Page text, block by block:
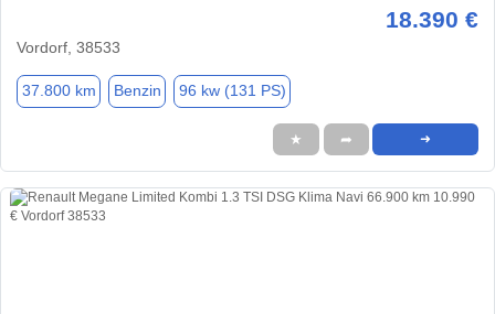
18.390 €
Vordorf, 38533
37.800 km Benzin 96 kw (131 PS)
★ ➦ ➜